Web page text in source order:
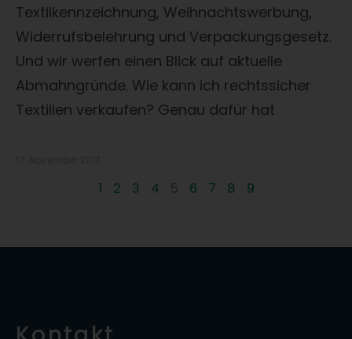
Textilkennzeichnung, Weihnachtswerbung,
Widerrufsbelehrung und Verpackungsgesetz.
Und wir werfen einen Blick auf aktuelle
Abmahngründe. Wie kann ich rechtssicher
Textilien verkaufen? Genau dafür hat
1 2 3 4 5 6 7 8 9